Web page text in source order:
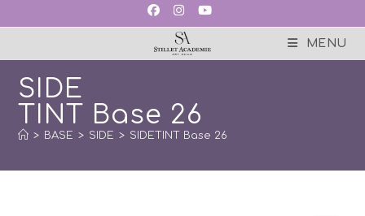
MENU
SIDE
TINT Base 26
> BASE > SIDE > SIDETINT Base 26